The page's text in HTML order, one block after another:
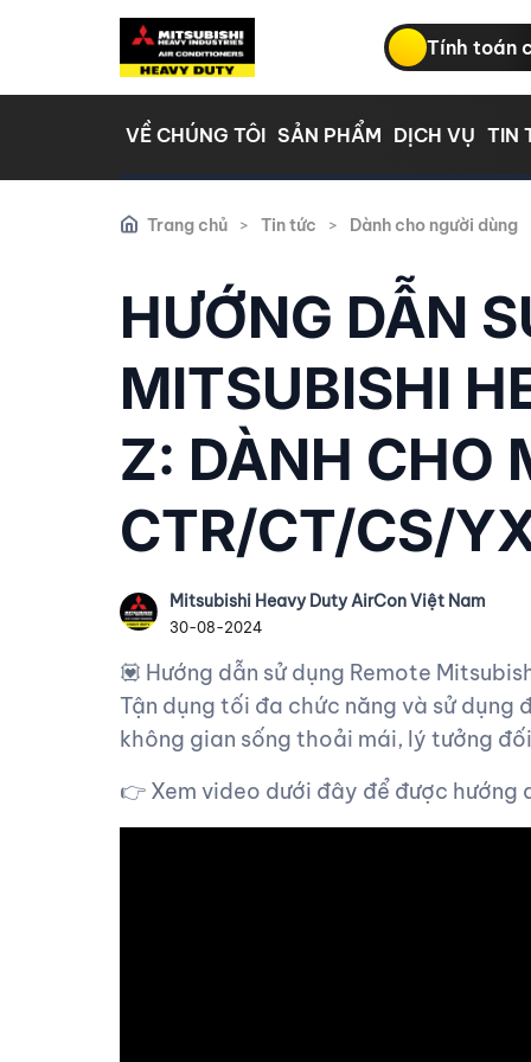
Tính toán
VỀ CHÚNG TÔI SẢN PHẨM DỊCH VỤ TIN
Trang chủ > Tin tức > Dành cho người dùng
HƯỚNG DẪN
MITSUBISHI
Z: DÀNH CHO
CTR/CT/CS/
Mitsubishi Heavy Duty AirCon Việt Nam
30-08-2024
💟 Hướng dẫn sử dụng Remote
Tận dụng tối đa chức năng và sử dụng
không gian sống thoải mái, lý tưởng
👉 Xem video dưới đây để được hướng